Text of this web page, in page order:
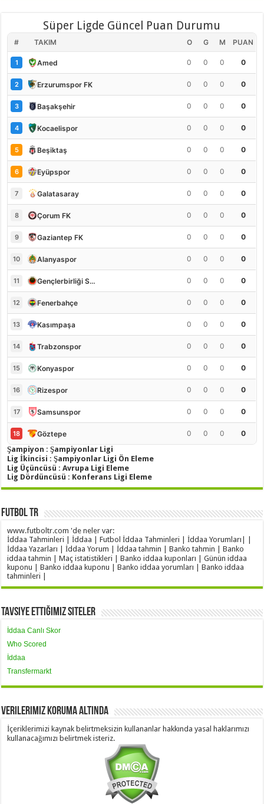
Süper Ligde Güncel Puan Durumu
# TAKIM O G M PUAN
1 Amed 0 0 0 0
2 Erzurumspor FK 0 0 0 0
3 Başakşehir 0 0 0 0
4 Kocaelispor 0 0 0 0
5 Beşiktaş 0 0 0 0
6 Eyüpspor 0 0 0 0
7 Galatasaray 0 0 0 0
8 Çorum FK 0 0 0 0
9 Gaziantep FK 0 0 0 0
10 Alanyaspor 0 0 0 0
11 Gençlerbirliği S.K. 0 0 0 0
12 Fenerbahçe 0 0 0 0
13 Kasımpaşa 0 0 0 0
14 Trabzonspor 0 0 0 0
15 Konyaspor 0 0 0 0
16 Rizespor 0 0 0 0
17 Samsunspor 0 0 0 0
18 Göztepe 0 0 0
0
Şampiyon : Şampiyonlar Ligi
Lig İkincisi : Şampiyonlar Ligi Ön Eleme
Lig Üçüncüsü : Avrupa Ligi Eleme
Lig Dördüncüsü : Konferans Ligi Eleme
Futbol TR
www.futboltr.com 'de neler var:
İddaa Tahminleri | İddaa | Futbol İddaa Tahminleri | İddaa Yorumları| |
İddaa Yazarları | İddaa Yorum | İddaa tahmin | Banko tahmin | Banko
iddaa tahmin | Maç istatistikleri | Banko iddaa kuponları | Günün iddaa
kuponu | Banko iddaa kuponu | Banko iddaa yorumları | Banko iddaa
tahminleri |
Tavsiye Ettiğimiz Siteler
İddaa Canlı Skor
Who Scored
İddaa
Transfermarkt
Verilerimiz Koruma Altında
İçeriklerimizi kaynak belirtmeksizin kullananlar hakkında yasal haklarımızı
kullanacağımızı belirtmek isteriz.